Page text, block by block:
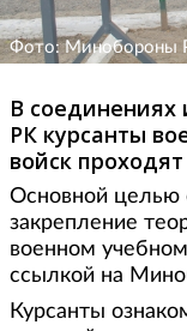
Фото: Минобороны
В соединениях
РК курсанты
войск
Основной целью
закрепление
военном
ссылкой на
Курсанты